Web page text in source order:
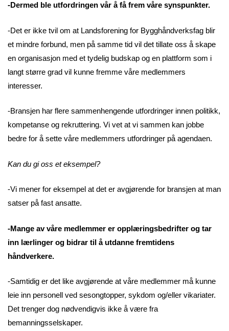
-Dermed ble utfordringen vår å få frem våre synspunkter.
-Det er ikke tvil om at Landsforening for Bygghåndverksfag blir
et mindre forbund, men på samme tid vil det tillate oss å skape
en organisasjon med et tydelig budskap og en plattform som i
langt større grad vil kunne fremme våre medlemmers
interesser.
-Bransjen har flere sammenhengende utfordringer innen politikk,
kompetanse og rekruttering. Vi vet at vi sammen kan jobbe
bedre for å sette våre medlemmers utfordringer på agendaen.
Kan du gi oss et eksempel?
-Vi mener for eksempel at det er avgjørende for bransjen at man
satser på fast ansatte.
-Mange av våre medlemmer er opplæringsbedrifter og tar
inn lærlinger og bidrar til å utdanne fremtidens
håndverkere.
-Samtidig er det like avgjørende at våre medlemmer må kunne
leie inn personell ved sesongtopper, sykdom og/eller vikariater.
Det trenger dog nødvendigvis ikke å være fra
bemanningsselskaper.